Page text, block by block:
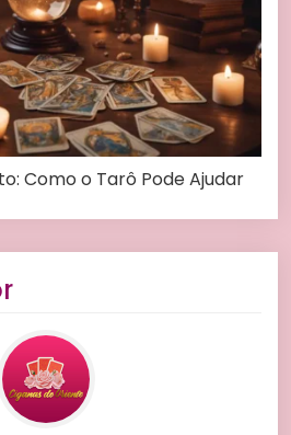
Como o Tarô Pode Ajudar